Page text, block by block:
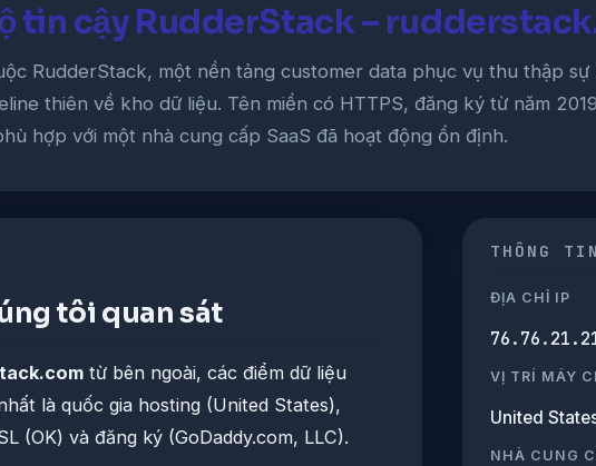
tin cậy RudderStack –
RudderStack, một nền tảng customer data phục vụ thu thập
thiên về kho dữ liệu. Tên miền có HTTPS, đăng ký từ năm
hợp với một nhà cung cấp SaaS đã hoạt động ổn định.
tôi quan sát
từ bên ngoài, các điểm dữ liệu
là quốc gia hosting (United States),
(OK) và đăng ký (GoDaddy.com, LLC).
THÔNG
ĐỊA CHỈ IP
VỊ TRÍ MÁY
United
NHÀ CUNG